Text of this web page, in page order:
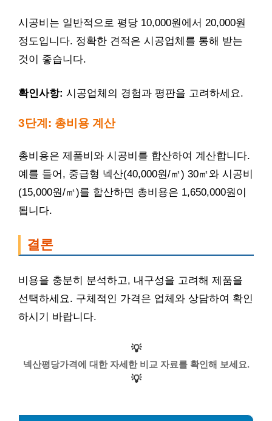
시공비는 일반적으로 평당 10,000원에서 20,000원
정도입니다. 정확한 견적은 시공업체를 통해 받는
것이 좋습니다.
확인사항: 시공업체의 경험과 평판을 고려하세요.
3단계: 총비용 계산
총비용은 제품비와 시공비를 합산하여 계산합니다.
예를 들어, 중급형 넥산(40,000원/㎡) 30㎡와 시공비
(15,000원/㎡)를 합산하면 총비용은 1,650,000원이
됩니다.
결론
비용을 충분히 분석하고, 내구성을 고려해 제품을
선택하세요. 구체적인 가격은 업체와 상담하여 확인
하시기 바랍니다.
💡
넥산평당가격에 대한 자세한 비교 자료를 확인해 보세요.
💡